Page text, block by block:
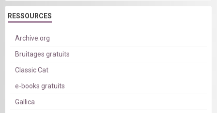
RESSOURCES
Archive.org
Bruitages gratuits
Classic Cat
e-books gratuits
Gallica